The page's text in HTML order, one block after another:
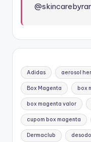
Adidas aerosol
Box Magenta box
box magenta valor
cupom box magenta
Dermaclub